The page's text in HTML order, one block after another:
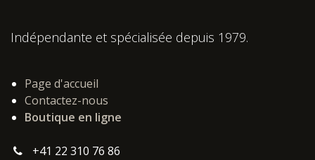
Indépendante et spécialisée depuis 1979.
Page d'accueil
Contactez-nous
Boutique en ligne
+41 22 310 76 86